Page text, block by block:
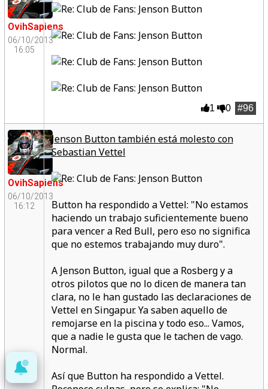
OvihSapiens
06/10/2013
16:05
#96
1 0
OvihSapiens
06/10/2013
16:12
Jenson Button también está molesto con
Sebastian Vettel
Button ha respondido a Vettel: "No estamos
haciendo un trabajo suficientemente bueno
para vencer a Red Bull, pero eso no significa
que no estemos trabajando muy duro".
A Jenson Button, igual que a Rosberg y a
otros pilotos que no lo dicen de manera tan
clara, no le han gustado las declaraciones de
Vettel en Singapur.Ya saben aquello de
remojarse en la piscina y todo eso... Vamos,
que a nadie le gusta que le tachen de vago.
Normal.
Así que Button ha respondido a Vettel.